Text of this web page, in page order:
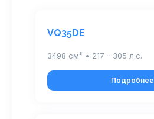
VQ35DE
3498 см³ • 217 - 305 л.с.
Подробнее